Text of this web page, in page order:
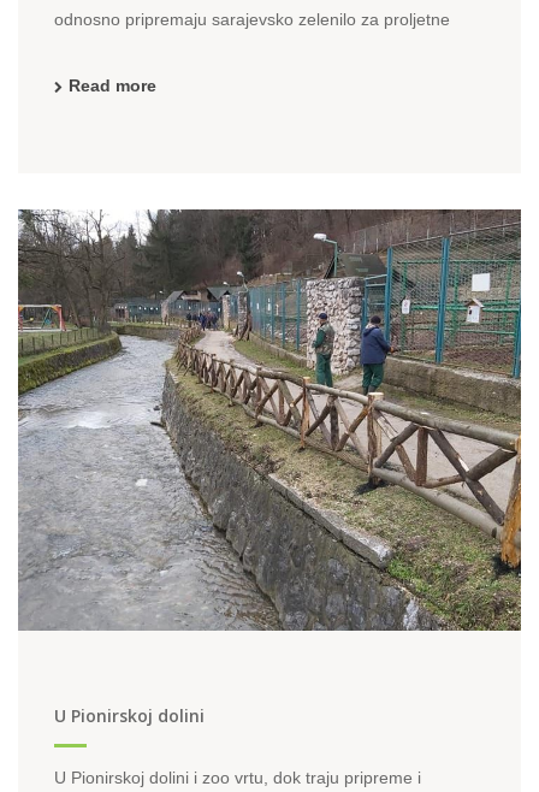
odnosno pripremaju sarajevsko zelenilo za proljetne
Read more
U Pionirskoj dolini
U Pionirskoj dolini i zoo vrtu, dok traju pripreme i